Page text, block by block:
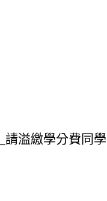
請溢繳學分費同學